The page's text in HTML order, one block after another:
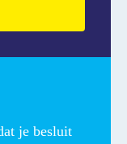
je besluit